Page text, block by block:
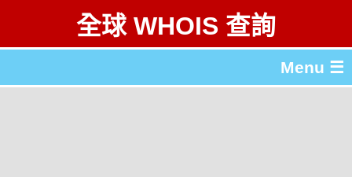
全球 WHOIS 查詢
Menu ☰